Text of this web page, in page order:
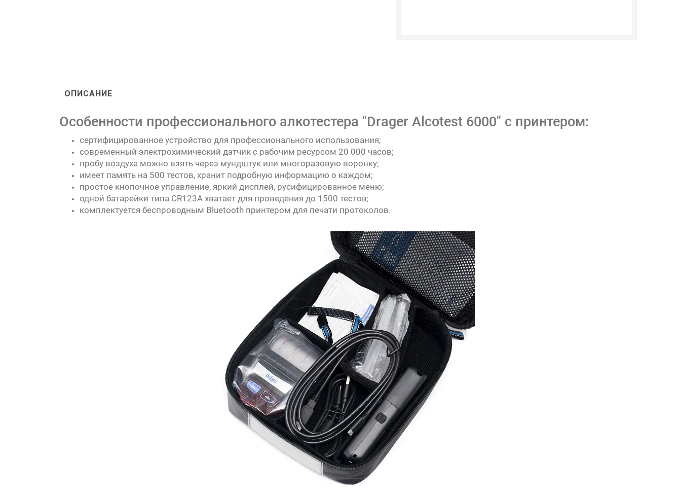
ОПИСАНИЕ
Особенности профессионального алкотестера "Drager Alcotest 6000" с принтером:
сертифицированное устройство для профессионального использования;
современный электрохимический датчик с рабочим ресурсом 20 000 часов;
пробу воздуха можно взять через мундштук или многоразовую воронку;
имеет память на 500 тестов, хранит подробную информацию о каждом;
простое кнопочное управление, яркий дисплей, русифицированное меню;
одной батарейки типа CR123A хватает для проведения до 1500 тестов;
комплектуется беспроводным Bluetooth принтером для печати протоколов.